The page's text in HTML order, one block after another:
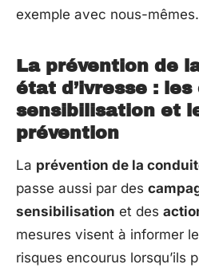
exemple avec nous-mêmes.
La prévention de
état d’ivresse :
sensibilisation et
prévention
La prévention de la
passe aussi par des
sensibilisation et des
mesures visent à informer
risques encourus lorsqu’ils